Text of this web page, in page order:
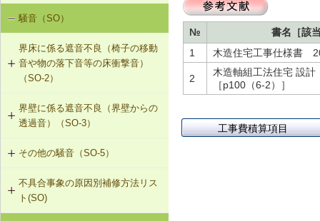
R-1-102 母屋の増設
R-1-103 小屋束の増設
R-1-104 たる木の交換
R-1-106 たる木、下地板のレベルの
置
勾配屋根の変形（はがれ、ずれ、浮
き）（R-1）
騒音（SO）
界床に係る遮音不良（椅子の移動
音や物の落下音等の床衝撃音）
（SO-2）
SO-2-501 軽量床衝撃音に対する遮
音性能のあるフローリング材（床下
地材等を含む）への交換
界壁に係る遮音不良（界壁からの
透過音）（SO-3）
SO-3-501 界壁へのせっこうボード
の増し張り
その他の騒音（SO-5）
SO-5-501 外壁内透湿防水シートの
留め付け補修
不具合事象の原因別補修方法リス
ト(SO)
№
書名［該
1
木造住宅工事仕様書
2
木造軸組工法住宅 設
［p100（6-2）］
工事費積算項目